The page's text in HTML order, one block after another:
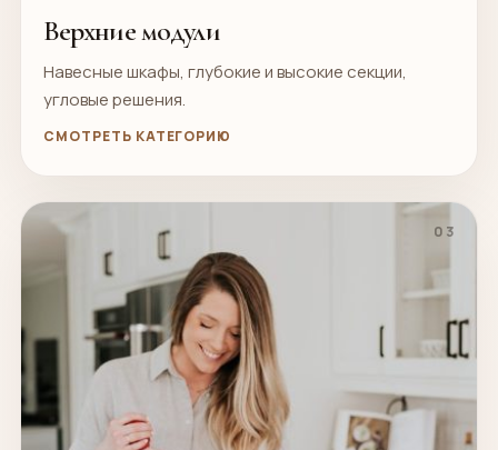
Верхние модули
Навесные шкафы, глубокие и высокие секции,
угловые решения.
СМОТРЕТЬ КАТЕГОРИЮ
03